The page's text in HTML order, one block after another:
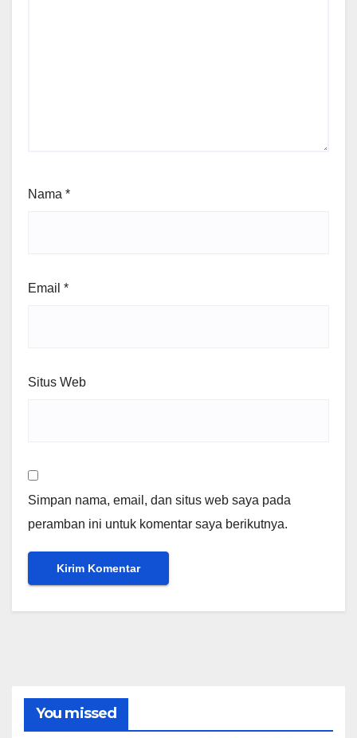
Nama *
Email *
Situs Web
Simpan nama, email, dan situs web saya pada
peramban ini untuk komentar saya berikutnya.
You missed